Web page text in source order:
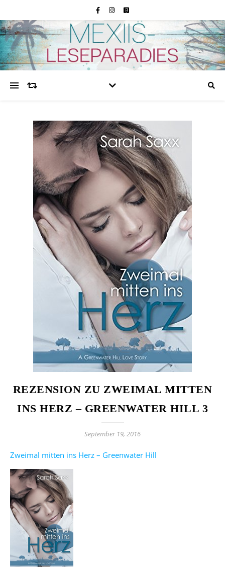
REZENSION ZU ZWEIMAL MITTEN
INS HERZ – GREENWATER HILL 3
September 19, 2016
Zweimal mitten ins Herz – Greenwater Hill